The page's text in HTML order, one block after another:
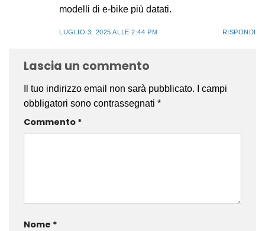
modelli di e-bike più datati.
LUGLIO 3, 2025 ALLE 2:44 PM RISPONDI
Lascia un commento
Il tuo indirizzo email non sarà pubblicato.
I campi
obbligatori sono contrassegnati *
Commento *
Nome *